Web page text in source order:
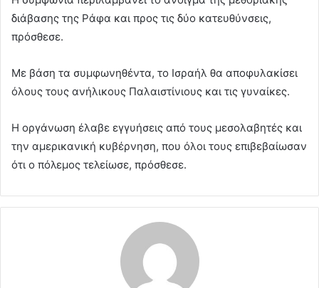
διάβασης της Ράφα και προς τις δύο κατευθύνσεις,
πρόσθεσε.
Με βάση τα συμφωνηθέντα, το Ισραήλ θα αποφυλακίσει
όλους τους ανήλικους Παλαιστίνιους και τις γυναίκες.
Η οργάνωση έλαβε εγγυήσεις από τους μεσολαβητές και
την αμερικανική κυβέρνηση, που όλοι τους επιβεβαίωσαν
ότι ο πόλεμος τελείωσε, πρόσθεσε.